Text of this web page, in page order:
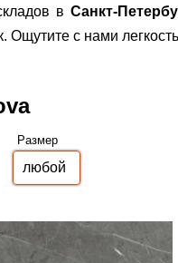
вСанкт-
Ощутите с нами
Размер